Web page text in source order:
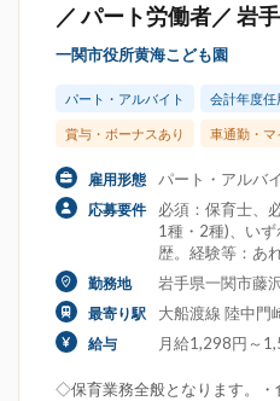
／ パート労働者／ 岩
一関市役所黄海こども園
パート・アルバイト 会計年度任
賞与・ボーナスあり 車通勤・マ
雇用形態 パート・アルバ
応募要件
必須：保育士、
1種・2種)、い
歴。経験等：あ
勤務地 岩手県一関市藤
最寄り駅 大船渡線 陸中門
給与 月給1,298円～
◇保育業務全般となります。・